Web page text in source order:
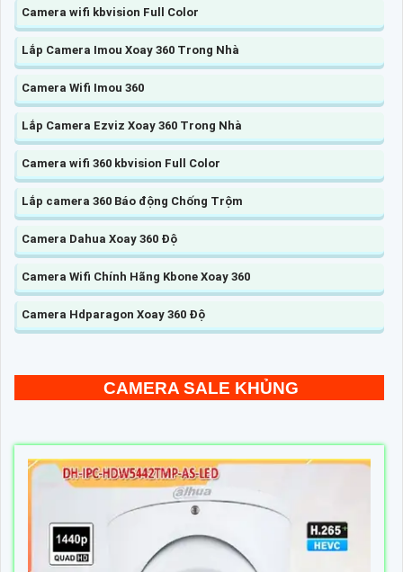
Camera wifi kbvision Full Color
Lắp Camera Imou Xoay 360 Trong Nhà
Camera Wifi Imou 360
Lắp Camera Ezviz Xoay 360 Trong Nhà
Camera wifi 360 kbvision Full Color
Lắp camera 360 Báo động Chống Trộm
Camera Dahua Xoay 360 Độ
Camera Wifi Chính Hãng Kbone Xoay 360
Camera Hdparagon Xoay 360 Độ
CAMERA SALE KHỦNG